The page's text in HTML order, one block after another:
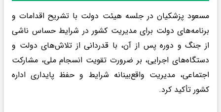
مسعود پزشکیان در جلسه هیئت دولت با تشریح اقدامات و
برنامه‌های دولت برای مدیریت کشور در شرایط حساس ناشی
از جنگ و دوره پس از آن، با قدردانی از تلاش‌های دولت و
دستگاه‌های اجرایی، بر ضرورت تقویت انسجام ملی، مشارکت
اجتماعی، مدیریت واقع‌بینانه شرایط و حفظ پایداری اداره
کشور تأکید کرد.